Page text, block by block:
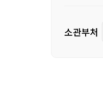
소관부처